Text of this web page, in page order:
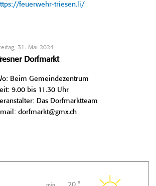
feuerwehr-triesen.li/
31. Mai 2024
Dorfmarkt
Beim Gemeindezentrum
9.00 bis 11.30 Uhr
Das Dorfmarktteam
dorfmarkt@gmx.ch
min 20 °